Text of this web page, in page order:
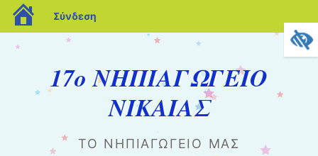
blogs.sch.gr
Σύνδεση
17ο ΝΗΠΙΑΓΩΓΕΙΟ
ΝΙΚΑΙΑΣ
ΤΟ ΝΗΠΙΑΓΩΓΕΊΟ ΜΑΣ